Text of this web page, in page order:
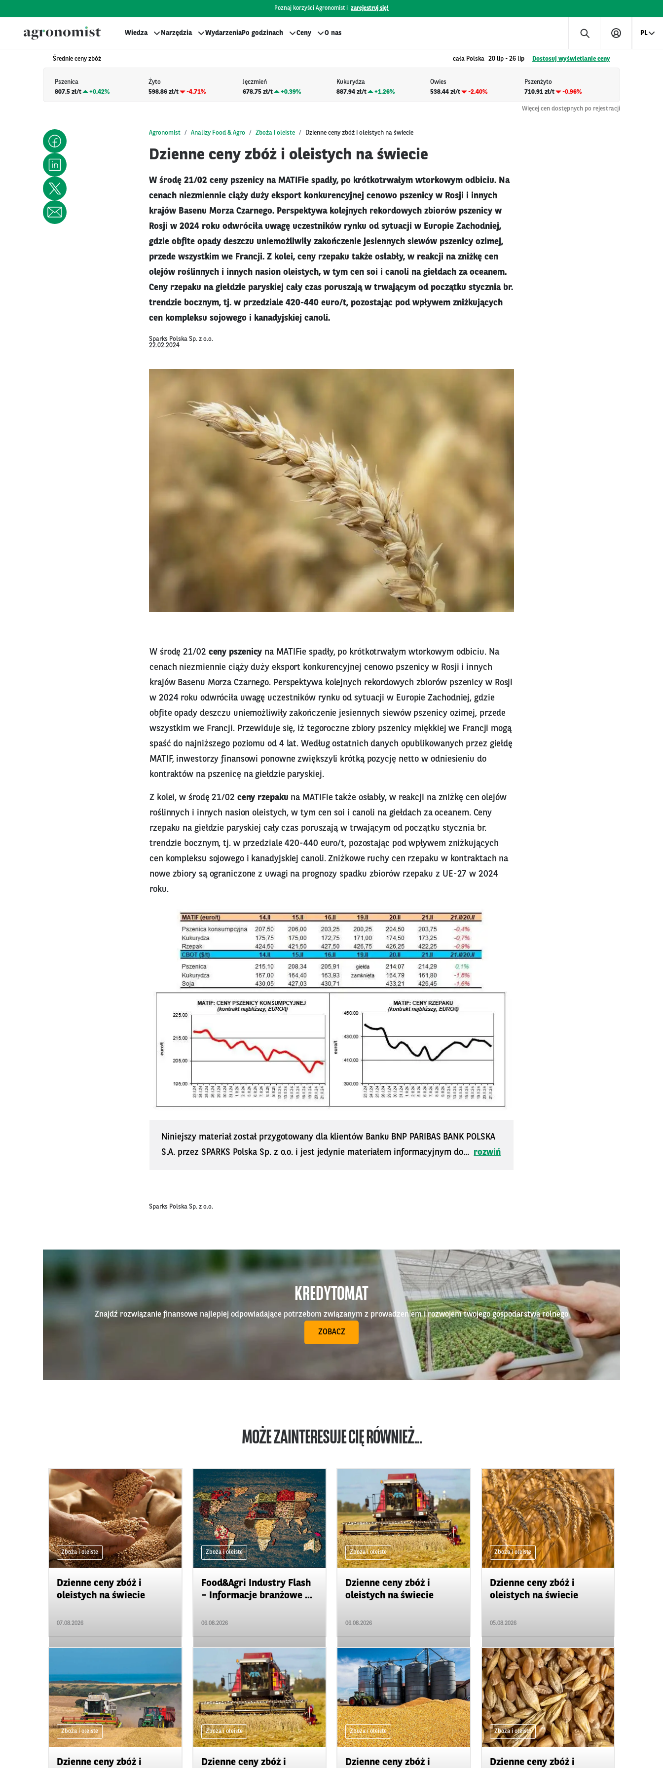
Poznaj korzyści Agronomist i zarejestruj się!
Wiedza Narzędzia WydarzeniaPo godzinach Ceny O nas PL
Średnie ceny zbóż cała Polska 20 lip - 26 lip Dostosuj wyświetlanie ceny
Pszenica
807.5 zł/t
+0.42%
Żyto
598.86 zł/t
-4.71%
Jęczmień
678.75 zł/t
+0.39%
Kukurydza
887.94 zł/t
+1.26%
Owies
538.44 zł/t
-2.40%
Pszenżyto
710.91 zł/t
-0.96%
Więcej cen dostępnych po rejestracji
Agronomist Analizy Food & Agro Zboża i oleiste Dzienne ceny zbóż i oleistych na świecie
Dzienne ceny zbóż i oleistych na świecie
W środę 21/02 ceny pszenicy na MATIFie spadły, po krótkotrwałym wtorkowym odbiciu. Na
cenach niezmiennie ciąży duży eksport konkurencyjnej cenowo pszenicy w Rosji i innych
krajów Basenu Morza Czarnego. Perspektywa kolejnych rekordowych zbiorów pszenicy w
Rosji w 2024 roku odwróciła uwagę uczestników rynku od sytuacji w Europie Zachodniej,
gdzie obfite opady deszczu uniemożliwiły zakończenie jesiennych siewów pszenicy ozimej,
przede wszystkim we Francji. Z kolei, ceny rzepaku także osłabły, w reakcji na zniżkę cen
olejów roślinnych i innych nasion oleistych, w tym cen soi i canoli na giełdach za oceanem.
Ceny rzepaku na giełdzie paryskiej cały czas poruszają w trwającym od początku stycznia br.
trendzie bocznym, tj. w przedziale 420-440 euro/t, pozostając pod wpływem zniżkujących
cen kompleksu sojowego i kanadyjskiej canoli.
Sparks Polska Sp. z o.o.
22.02.2024
W środę 21/02 ceny pszenicy na MATIFie spadły, po krótkotrwałym wtorkowym odbiciu. Na
cenach niezmiennie ciąży duży eksport konkurencyjnej cenowo pszenicy w Rosji i innych
krajów Basenu Morza Czarnego. Perspektywa kolejnych rekordowych zbiorów pszenicy w Rosji
w 2024 roku odwróciła uwagę uczestników rynku od sytuacji w Europie Zachodniej, gdzie
obfite opady deszczu uniemożliwiły zakończenie jesiennych siewów pszenicy ozimej, przede
wszystkim we Francji. Przewiduje się, iż tegoroczne zbiory pszenicy miękkiej we Francji mogą
spaść do najniższego poziomu od 4 lat. Według ostatnich danych opublikowanych przez giełdę
MATIF, inwestorzy finansowi ponowne zwiększyli krótką pozycję netto w odniesieniu do
kontraktów na pszenicę na giełdzie paryskiej.
Z kolei, w środę 21/02 ceny rzepaku na MATIFie także osłabły, w reakcji na zniżkę cen olejów
roślinnych i innych nasion oleistych, w tym cen soi i canoli na giełdach za oceanem. Ceny
rzepaku na giełdzie paryskiej cały czas poruszają w trwającym od początku stycznia br.
trendzie bocznym, tj. w przedziale 420-440 euro/t, pozostając pod wpływem zniżkujących
cen kompleksu sojowego i kanadyjskiej canoli. Zniżkowe ruchy cen rzepaku w kontraktach na
nowe zbiory są ograniczone z uwagi na prognozy spadku zbiorów rzepaku z UE-27 w 2024
roku.
Niniejszy materiał został przygotowany dla klientów Banku BNP PARIBAS BANK POLSKA
S.A. przez SPARKS Polska Sp. z o.o. i jest jedynie materiałem informacyjnym do... rozwiń
Sparks Polska Sp. z o.o.
KREDYTOMAT
Znajdź rozwiązanie finansowe najlepiej odpowiadające potrzebom związanym z prowadzeniem i rozwojem twojego gospodarstwa rolnego
ZOBACZ
MOŻE ZAINTERESUJE CIĘ RÓWNIEŻ...
Zboża i oleiste
Dzienne ceny zbóż i
oleistych na świecie
07.08.2026
Zboża i oleiste
Food&Agri Industry Flash
– Informacje branżowe ...
06.08.2026
Zboża i oleiste
Dzienne ceny zbóż i
oleistych na świecie
06.08.2026
Zboża i oleiste
Dzienne ceny zbóż i
oleistych na świecie
05.08.2026
Zboża i oleiste
Dzienne ceny zbóż i
Zboża i oleiste
Dzienne ceny zbóż i
Zboża i oleiste
Dzienne ceny zbóż i
Zboża i oleiste
Dzienne ceny zbóż i